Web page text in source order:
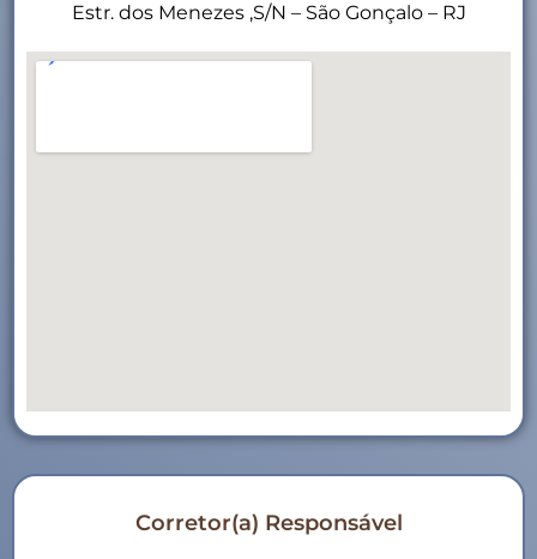
Estr. dos Menezes ,S/N – São Gonçalo – RJ
Corretor(a) Responsável